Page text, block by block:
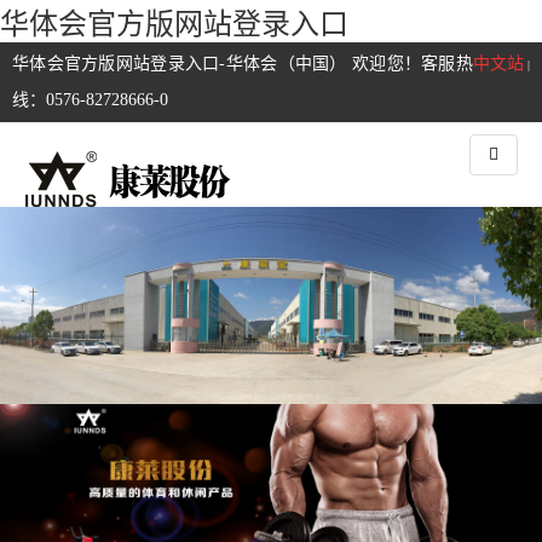
华体会官方版网站登录入口
中文站 |
华体会官方版网站登录入口-华体会（中国） 欢迎您！客服热
线：0576-82728666-0